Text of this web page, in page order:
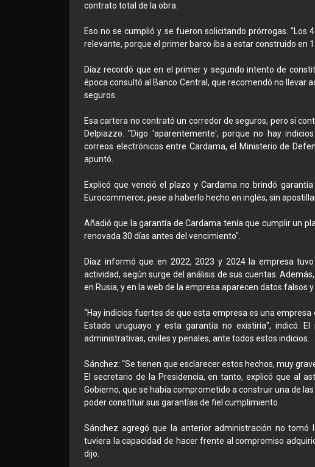
contrato total de la obra.
Eso no se cumplió y se fueron solicitando prórrogas.
relevante, porque el primer barco iba a estar construido en
Díaz recordó que en el primer y segundo intento de
época consultó al Banco Central, que recomendó no llevar
seguros.
Esa cartera no contrató un corredor de seguros, pero sí
Delpiazzo. “Digo 'aparentemente', porque no hay
correos electrónicos entre Cardama, el Ministerio de
apuntó.
Explicó que venció el plazo y Cardama no brindó
Eurocommerce, pese a haberlo hecho en inglés, sin
Añadió que la garantía de Cardama tenía que cumplir un
renovada 30 días antes del vencimiento".
Díaz informó que en 2022, 2023 y 2024 la empresa
actividad, según surge del análisis de sus cuentas.
en Rusia, y en la web de la empresa aparecen datos falsos
“Hay indicios fuertes de que esta empresa es una
Estado uruguayo y esta garantía no existiría", indicó.
administrativas, civiles y penales, ante todos estos indicios.
Sánchez: “Se tienen que esclarecer estos hechos, muy
El secretario de la Presidencia, en tanto, explicó que al
Gobierno, que se había comprometido a construir una de
poder constituir sus garantías de fiel cumplimiento.
Sánchez agregó que la anterior administración no tomó
tuviera la capacidad de hacer frente al compromiso
dijo.